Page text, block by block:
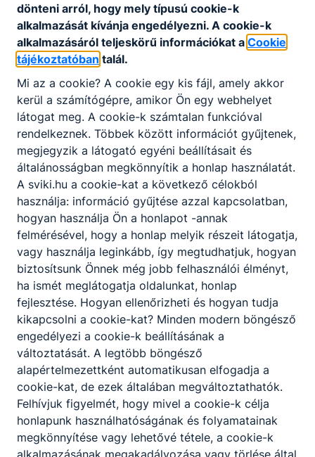
DKKR szint
3 szint
Azonosító
07214010
Programkövetelmény
PK letöltése (pdf)
értékesítheti vendégasztal üzemeltetése kertében
is.
Munkáját a gazdaságossági elvek,
minőségbiztosítási, élelmiszer higiéniai,
technológiai, tűzmunka-és környezetvédelmi és
egyéb vonatkozó előírások betartásával (4-es
szint) betartásával és betartatásával végzi.
Amennyiben szereted a kézműves termékeket,itt
lehetőséged nyílik a zöldségek, gyümölcsök
tartósítását, húskészítmények, tejtermékek
feldolgozását,pékáruk, mézeskalács-,
száraztészta készítését elsajátítanod.
ISKOLAI ELŐKÉPZETTSÉG
Alapfokú iskolai végzettség
SZAKMAI ELŐKÉPZETTSÉG
Nem szükséges
EGÉSZSÉGÜGYI ALKALMASSÁGI KÖVETELMÉNY
Nem szükséges
dönteni arról, hogy mely típusú cookie-k
alkalmazását kívánja engedélyezni. A cookie-k
alkalmazásáról teljeskörű információkat a Cookie
tájékoztatóban talál.
Mi az a cookie? A cookie egy kis fájl, amely akkor
kerül a számítógépre, amikor Ön egy webhelyet
látogat meg. A cookie-k számtalan funkcióval
rendelkeznek. Többek között információt gyűjtenek,
megjegyzik a látogató egyéni beállításait és
általánosságban megkönnyítik a honlap használatát.
A sviki.hu a cookie-kat a következő célokból
használja: információ gyűjtése azzal kapcsolatban,
hogyan használja Ön a honlapot -annak
felmérésével, hogy a honlap melyik részeit látogatja,
vagy használja leginkább, így megtudhatjuk, hogyan
biztosítsunk Önnek még jobb felhasználói élményt,
ha ismét meglátogatja oldalunkat, honlap
fejlesztése. Hogyan ellenőrizheti és hogyan tudja
kikapcsolni a cookie-kat? Minden modern böngésző
engedélyezi a cookie-k beállításának a
változtatását. A legtöbb böngésző
alapértelmezettként automatikusan elfogadja a
cookie-kat, de ezek általában megváltoztathatók.
Felhívjuk figyelmét, hogy mivel a cookie-k célja
honlapunk használhatóságának és folyamatainak
megkönnyítése vagy lehetővé tétele, a cookie-k
alkalmazásának megakadályozása vagy törlése által